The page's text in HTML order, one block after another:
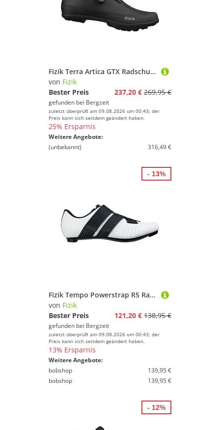
Fizik Terra Artica GTX Radschuhe
von Fizik
Bester Preis
237,20 € 269,95 €
gefunden bei Bergzeit
zuletzt überprüft am 09.08.2026 um 00:43; der
Preis kann sich seitdem geändert haben.
25% Ersparnis
Weitere Angebote:
(unbekannt)
316,49 €
Fizik Tempo Powerstrap R5 Radschuhe
von Fizik
Bester Preis
121,20 € 138,95 €
gefunden bei Bergzeit
zuletzt überprüft am 09.08.2026 um 00:43; der
Preis kann sich seitdem geändert haben.
13% Ersparnis
Weitere Angebote:
bobshop
139,95 €
bobshop
139,95 €
- 13%
- 12%